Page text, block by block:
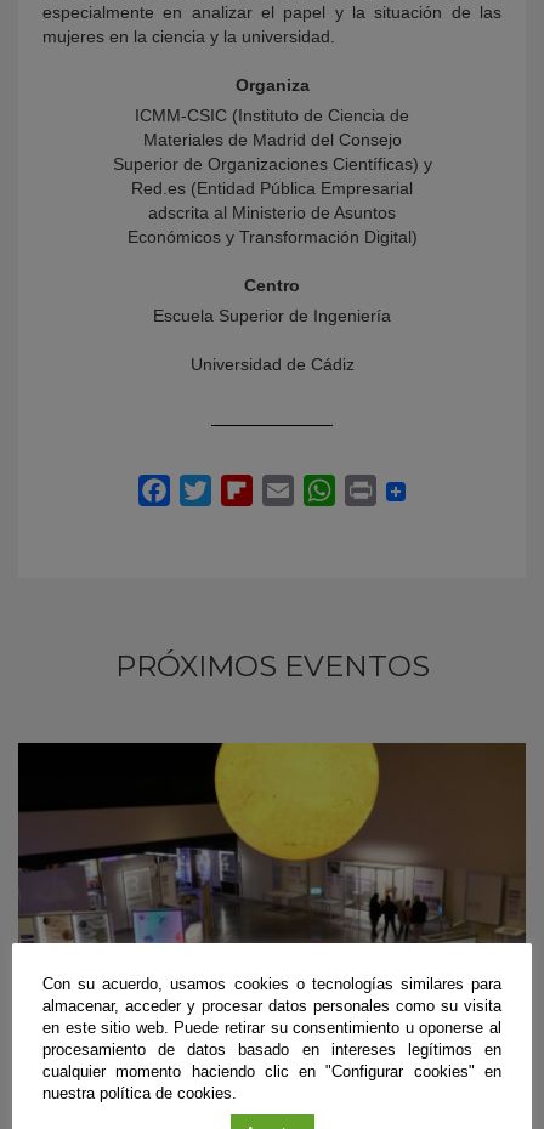
especialmente en analizar el papel y la situación de las
mujeres en la ciencia y la universidad.
Organiza
ICMM-CSIC (Instituto de Ciencia de
Materiales de Madrid del Consejo
Superior de Organizaciones Científicas) y
Red.es (Entidad Pública Empresarial
adscrita al Ministerio de Asuntos
Económicos y Transformación Digital)
Centro
Escuela Superior de Ingeniería
Universidad de Cádiz
PRÓXIMOS EVENTOS
Con su acuerdo, usamos cookies o tecnologías similares para
almacenar, acceder y procesar datos personales como su visita
en este sitio web. Puede retirar su consentimiento u oponerse al
procesamiento de datos basado en intereses legítimos en
cualquier momento haciendo clic en "Configurar cookies" en
nuestra política de cookies.